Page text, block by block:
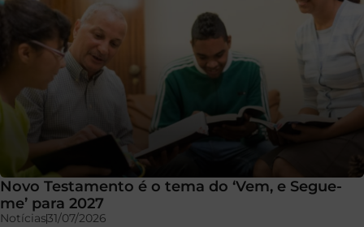
Novo Testamento é o tema do ‘Vem, e Segue-
me’ para 2027
Notícias31/07/2026